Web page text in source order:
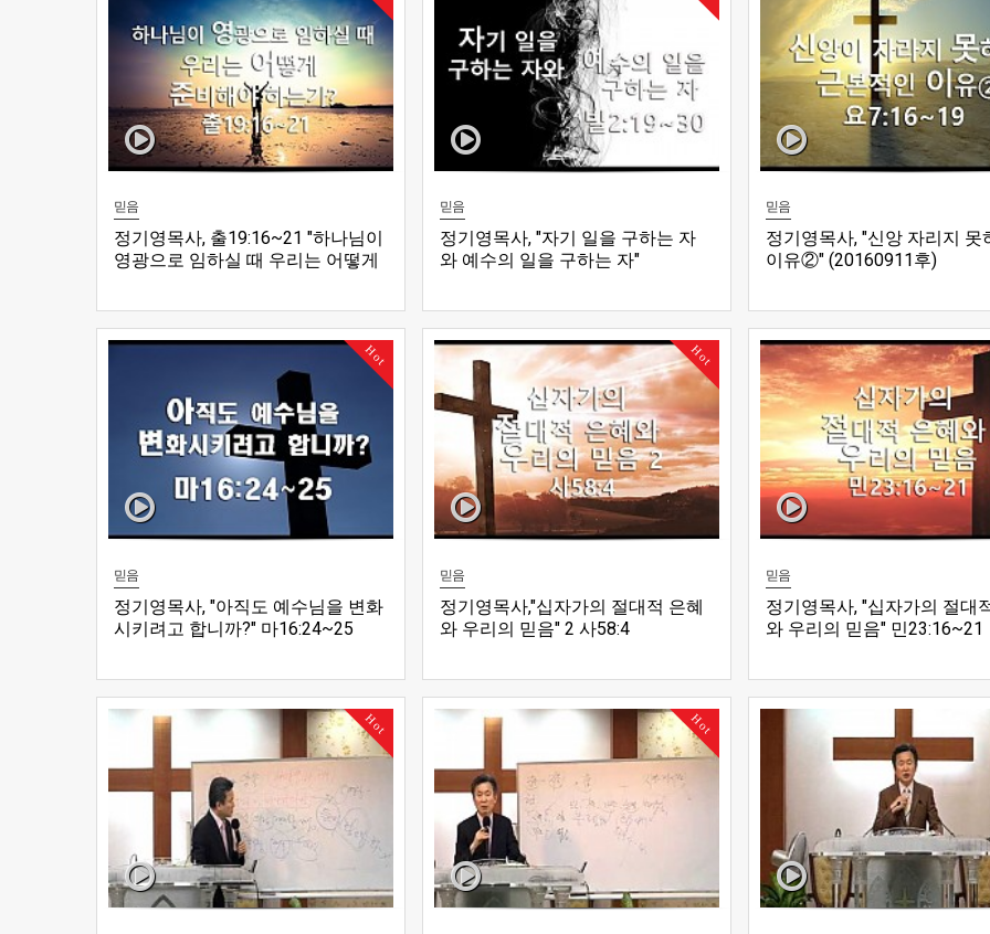
믿음
정기영목사, 출19:16~21 "하나님이
영광으로 임하실 때 우리는 어떻게
믿음
정기영목사, "자기 일을 구하는 자
와 예수의 일을 구하는 자"
믿음
정기영목사, "신앙 자리지 못
이유②" (20160911후)
Hot
믿음
정기영목사, "아직도 예수님을 변화
시키려고 합니까?" 마16:24~25
Hot
믿음
정기영목사,"십자가의 절대적 은혜
와 우리의 믿음" 2 사58:4
믿음
정기영목사, "십자가의 절대
와 우리의 믿음" 민23:16~21
Hot Hot